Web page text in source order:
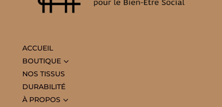
ACCUEIL
BOUTIQUE3
NOS TISSUS
DURABILITÉ
À PROPOS 3